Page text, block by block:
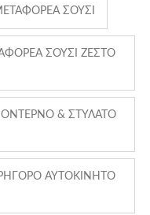
ΣΟΎΣΙ
ΣΟΎΣΙ ΖΕΣΤΌ
& ΣΤΥΛΆΤΟ
ΑΥΤΟΚΊΝΗΤΟ